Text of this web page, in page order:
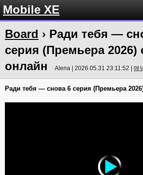
Mobile XE
Board › Ради тебя —
серия (Премьера 2026)
онлайн
Alena | 2026.05.31 23:11:52 | 메
Ради тебя — снова 6 серия (Премьера